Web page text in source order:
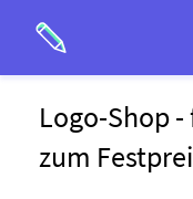
Logo-Shop
zum